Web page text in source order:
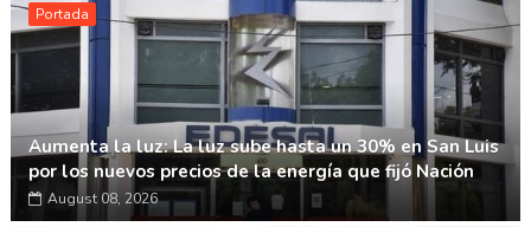
Portada
Aumenta la luz: La luz sube hasta un 30% en San Luis
por los nuevos precios de la energía que fijó Nación
August 08, 2026